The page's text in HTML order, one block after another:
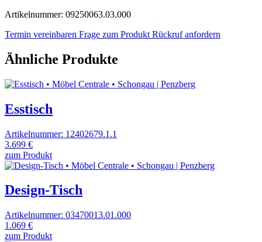
Artikelnummer: 09250063.03.000
Termin vereinbaren Frage zum Produkt Rückruf anfordern
Ähnliche Produkte
Esstisch
Artikelnummer: 12402679.1.1
3.699 €
zum Produkt
Design-Tisch
Artikelnummer: 03470013.01.000
1.069 €
zum Produkt